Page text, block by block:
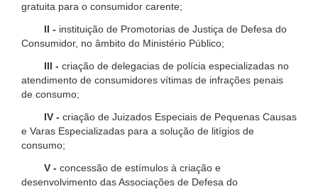
gratuita para o consumidor carente;
II - instituição de Promotorias de Justiça de Defesa do
Consumidor, no âmbito do Ministério Público;
III - criação de delegacias de polícia especializadas no
atendimento de consumidores vítimas de infrações penais
de consumo;
IV - criação de Juizados Especiais de Pequenas Causas
e Varas Especializadas para a solução de litígios de
consumo;
V - concessão de estímulos à criação e
desenvolvimento das Associações de Defesa do